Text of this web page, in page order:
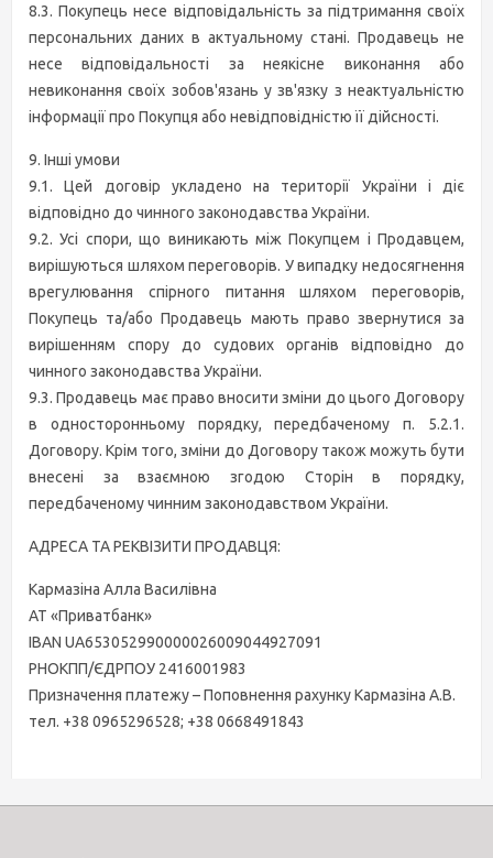
8.3. Покупець несе відповідальність за підтримання своїх
персональних даних в актуальному стані. Продавець не
несе відповідальності за неякісне виконання або
невиконання своїх зобов'язань у зв'язку з неактуальністю
інформації про Покупця або невідповідністю її дійсності.
9. Інші умови
9.1. Цей договір укладено на території України і діє
відповідно до чинного законодавства України.
9.2. Усі спори, що виникають між Покупцем і Продавцем,
вирішуються шляхом переговорів. У випадку недосягнення
врегулювання спірного питання шляхом переговорів,
Покупець та/або Продавець мають право звернутися за
вирішенням спору до судових органів відповідно до
чинного законодавства України.
9.3. Продавець має право вносити зміни до цього Договору
в односторонньому порядку, передбаченому п. 5.2.1.
Договору. Крім того, зміни до Договору також можуть бути
внесені за взаємною згодою Сторін в порядку,
передбаченому чинним законодавством України.
АДРЕСА ТА РЕКВІЗИТИ ПРОДАВЦЯ:
Кармазіна Алла Василівна
АТ «Приватбанк»
IBAN UA653052990000026009044927091
РНОКПП/ЄДРПОУ 2416001983
Призначення платежу – Поповнення рахунку Кармазіна А.В.
тел. +38 0965296528; +38 0668491843